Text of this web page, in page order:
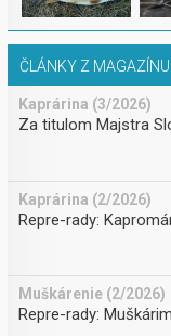
ČLÁNKY Z
Kaprárina (3/2026)
Za titulom Majstra
Kaprárina (2/2026)
Repre-rady:
Muškárenie (2/2026)
Repre-rady: